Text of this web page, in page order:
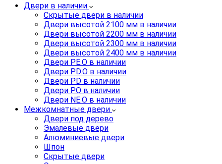
Двери в наличии
Скрытые двери в наличии
Двери высотой 2100 мм в наличии
Двери высотой 2200 мм в наличии
Двери высотой 2300 мм в наличии
Двери высотой 2400 мм в наличии
Двери PE.O в наличии
Двери PD.O в наличии
Двери PD в наличии
Двери P.O в наличии
Двери NE.O в наличии
Межкомнатные двери
Двери под дерево
Эмалевые двери
Алюминиевые двери
Шпон
Скрытые двери